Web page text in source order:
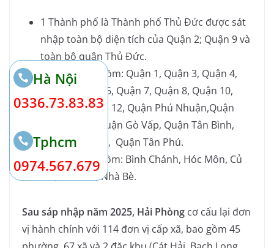
1 Thành phố là Thành phố Thủ Đức được sát
nhập toàn bộ diện tích của Quận 2; Quận 9 và
toàn bộ quận Thủ Đức.
16 quận bao gồm: Quận 1, Quận 3, Quận 4,
Quận 5, Quận 6, Quận 7, Quận 8, Quận 10,
Quận 11, Quận 12, Quận Phú Nhuận,Quận
Bình Thạnh, Quận Gò Vấp, Quận Tân Bình,
Quận Bình Tân, Quận Tân Phú.
5 huyện bao gồm: Bình Chánh, Hóc Môn, Củ
Chi, Cần Giờ, Nhà Bè.
Sau sáp nhập năm 2025, Hải Phòng cơ cấu lại đơn
vị hành chính với 114 đơn vị cấp xã, bao gồm 45
Hà Nội
0336.73.83.83
Tphcm
0974.567.679